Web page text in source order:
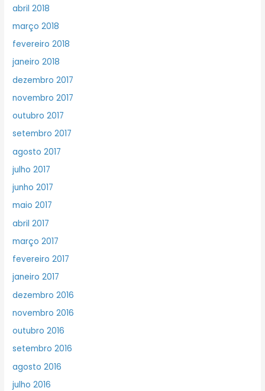
abril 2018
março 2018
fevereiro 2018
janeiro 2018
dezembro 2017
novembro 2017
outubro 2017
setembro 2017
agosto 2017
julho 2017
junho 2017
maio 2017
abril 2017
março 2017
fevereiro 2017
janeiro 2017
dezembro 2016
novembro 2016
outubro 2016
setembro 2016
agosto 2016
julho 2016